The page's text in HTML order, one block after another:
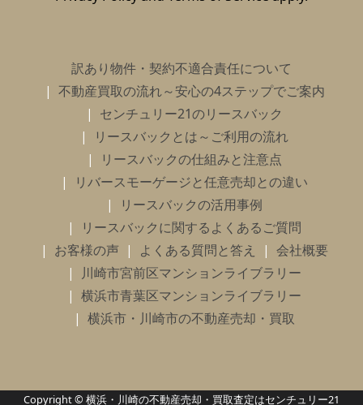
訳あり物件・契約不適合責任について
不動産買取の流れ～安心の4ステップでご案内
センチュリー21のリースバック
リースバックとは～ご利用の流れ
リースバックの仕組みと注意点
リバースモーゲージと任意売却との違い
リースバックの活用事例
リースバックに関するよくあるご質問
お客様の声
よくある質問と答え
会社概要
川崎市宮前区マンションライブラリー
横浜市青葉区マンションライブラリー
横浜市・川崎市の不動産売却・買取
Copyright © 横浜・川崎の不動産売却・買取査定はセンチュリー21